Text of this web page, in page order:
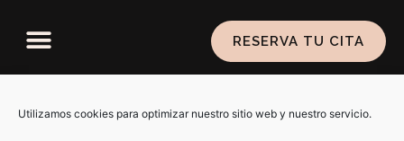
Utilizamos cookies para optimizar nuestro sitio web y nuestro servicio.
RESERVA TU CITA
cookies